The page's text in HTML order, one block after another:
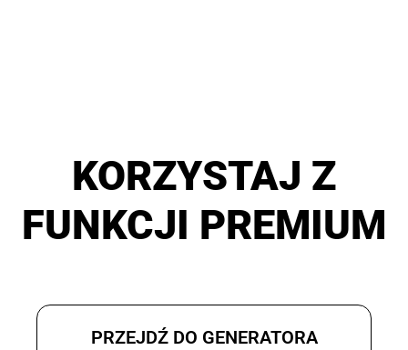
KORZYSTAJ Z
FUNKCJI PREMIUM
PRZEJDŹ DO GENERATORA